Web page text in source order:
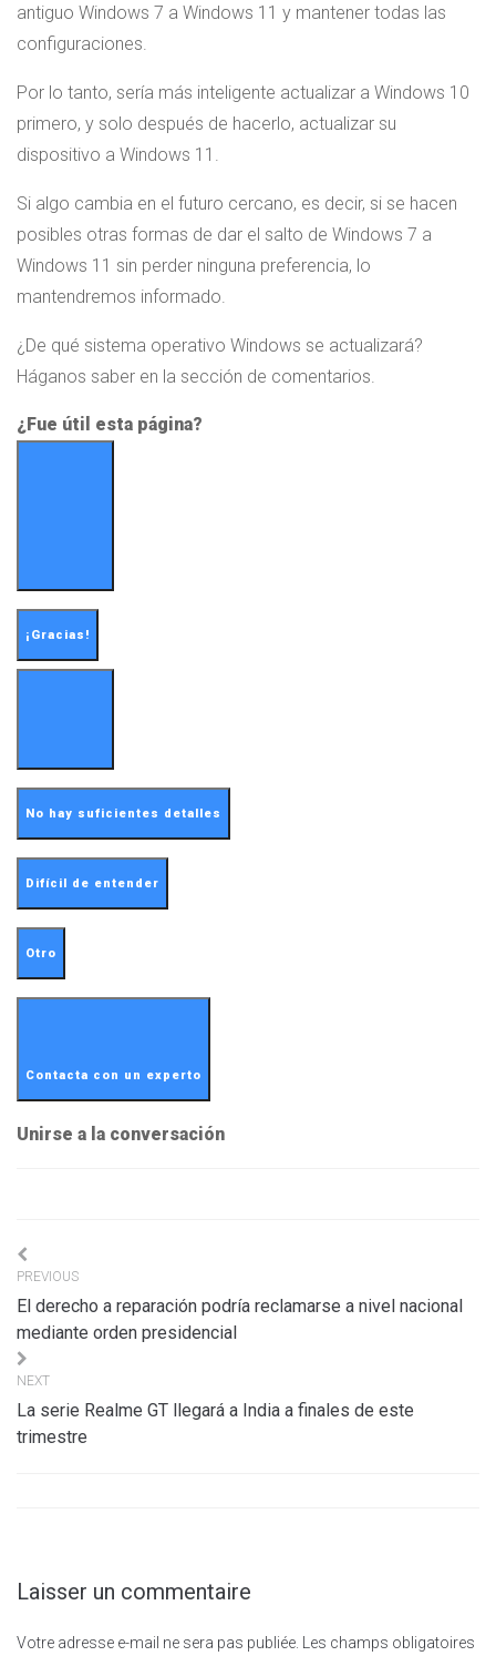
antiguo Windows 7 a Windows 11 y mantener todas las
configuraciones.
Por lo tanto, sería más inteligente actualizar a Windows 10
primero, y solo después de hacerlo, actualizar su
dispositivo a Windows 11.
Si algo cambia en el futuro cercano, es decir, si se hacen
posibles otras formas de dar el salto de Windows 7 a
Windows 11 sin perder ninguna preferencia, lo
mantendremos informado.
¿De qué sistema operativo Windows se actualizará?
Háganos saber en la sección de comentarios.
¿Fue útil esta página?
¡Gracias!
No hay suficientes detalles
Difícil de entender
Otro
Contacta con un experto
Unirse a la conversación
Navigation
de
l’article
PREVIOUS
El derecho a reparación podría reclamarse a nivel nacional
mediante orden presidencial
NEXT
La serie Realme GT llegará a India a finales de este
trimestre
Laisser un commentaire
Votre adresse e-mail ne sera pas publiée. Les champs obligatoires